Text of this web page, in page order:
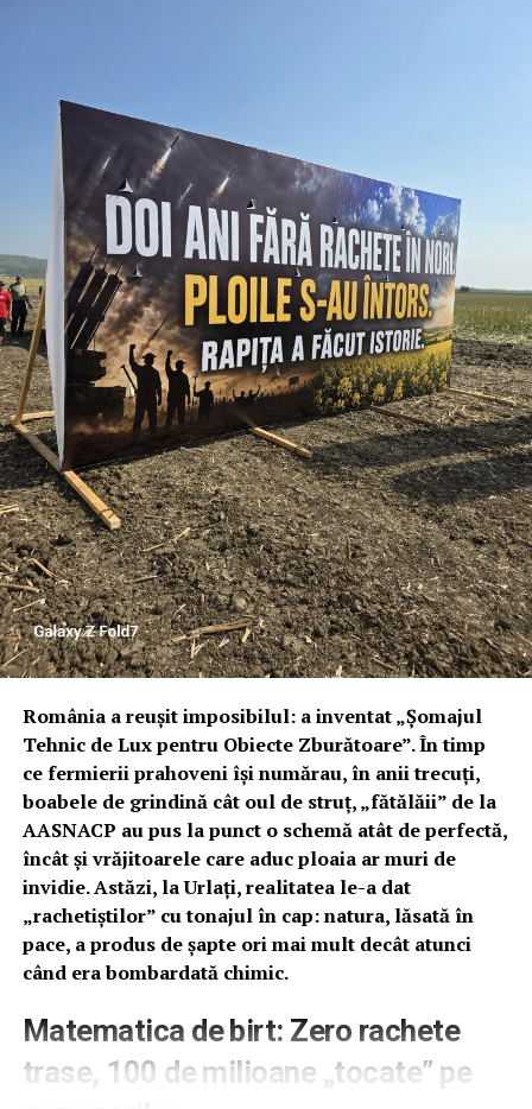
România a reușit imposibilul: a inventat „Șomajul
Tehnic de Lux pentru Obiecte Zburătoare”. În timp
ce fermierii prahoveni își numărau, în anii trecuți,
boabele de grindină cât oul de struț, „fătălăii” de la
AASNACP au pus la punct o schemă atât de perfectă,
încât și vrăjitoarele care aduc ploaia ar muri de
invidie. Astăzi, la Urlați, realitatea le-a dat
„rachetiștilor” cu tonajul în cap: natura, lăsată în
pace, a produs de șapte ori mai mult decât atunci
când era bombardată chimic.
Matematica de birt: Zero rachete
trase, 100 de milioane „tocate” pe